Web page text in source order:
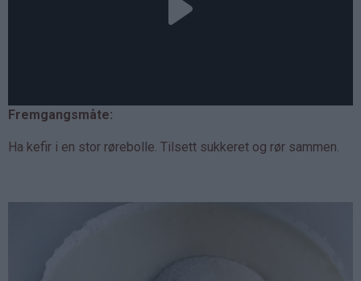
Fremgangsmåte:
Ha kefir i en stor rørebolle. Tilsett sukkeret og rør sammen.